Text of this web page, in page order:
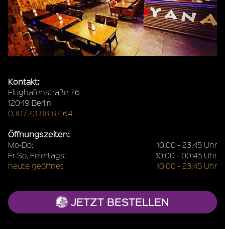
Kontakt:
Flughafenstraße 76
12049 Berlin
030 / 23 88 87 64
Öffnungszeiten:
Mo-Do:
10:00 - 23:45 Uhr
Fr-So, Feiertags:
10:00 - 00:45 Uhr
heute geöffnet
10:00 - 23:45 Uhr
JETZT BESTELLEN